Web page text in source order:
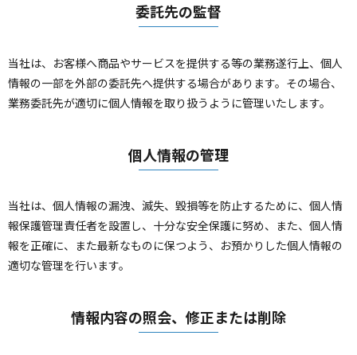
委託先の監督
当社は、お客様へ商品やサービスを提供する等の業務遂行上、個人
情報の一部を外部の委託先へ提供する場合があります。その場合、
業務委託先が適切に個人情報を取り扱うように管理いたします。
個人情報の管理
当社は、個人情報の漏洩、滅失、毀損等を防止するために、個人情
報保護管理責任者を設置し、十分な安全保護に努め、また、個人情
報を正確に、また最新なものに保つよう、お預かりした個人情報の
適切な管理を行います。
情報内容の照会、修正または削除